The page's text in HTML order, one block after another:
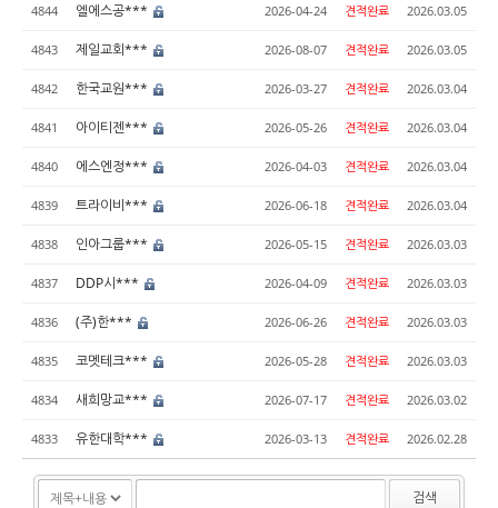
4844 엘에스공*** 2026-04-24 견적완료 2026.03.05
4843 제일교회*** 2026-08-07 견적완료 2026.03.05
4842 한국교원*** 2026-03-27 견적완료 2026.03.04
4841 아이티젠*** 2026-05-26 견적완료 2026.03.04
4840 에스엔정*** 2026-04-03 견적완료 2026.03.04
4839 트라이비*** 2026-06-18 견적완료 2026.03.04
4838 인아그룹*** 2026-05-15 견적완료 2026.03.03
4837 DDP시*** 2026-04-09 견적완료 2026.03.03
4836 (주)한*** 2026-06-26 견적완료 2026.03.03
4835 코멧테크*** 2026-05-28 견적완료 2026.03.03
4834 새희망교*** 2026-07-17 견적완료 2026.03.02
4833 유한대학*** 2026-03-13 견적완료 2026.02.28
검색